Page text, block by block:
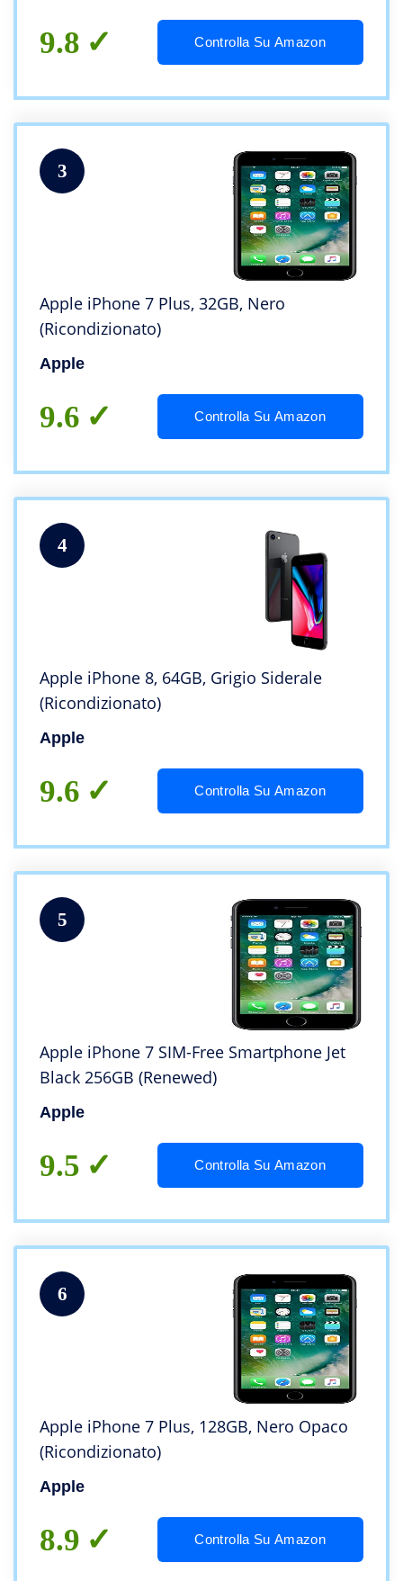
9.8 Controlla Su Amazon
3
Apple iPhone 7 Plus, 32GB, Nero
(Ricondizionato)
Apple
9.6 Controlla Su Amazon
4
Apple iPhone 8, 64GB, Grigio Siderale
(Ricondizionato)
Apple
9.6 Controlla Su Amazon
5
Apple iPhone 7 SIM-Free Smartphone Jet
Black 256GB (Renewed)
Apple
9.5 Controlla Su Amazon
6
Apple iPhone 7 Plus, 128GB, Nero Opaco
(Ricondizionato)
Apple
8.9 Controlla Su Amazon